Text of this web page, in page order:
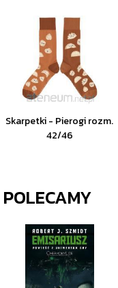
Skarpetki - Pierogi rozm.
42/46
POLECAMY